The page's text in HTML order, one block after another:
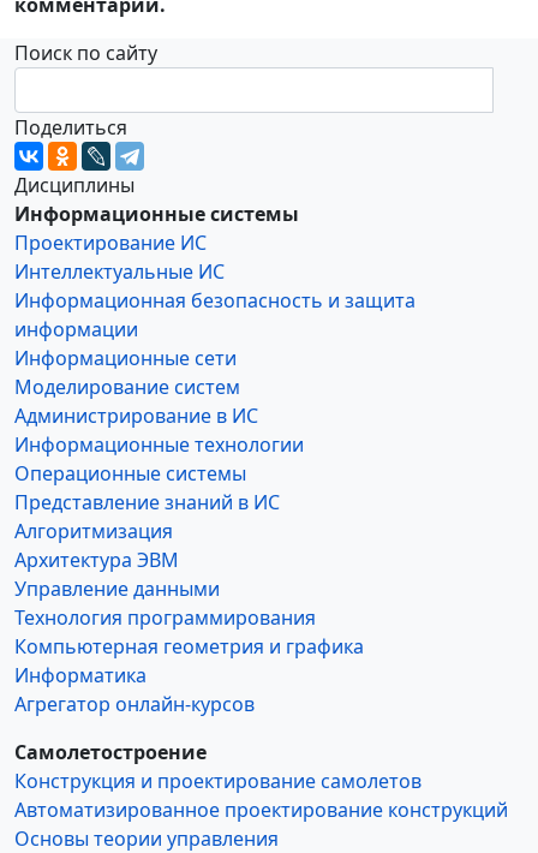
Поиск по сайту
Поделиться
Дисциплины
Информационные системы
Проектирование ИС
Интеллектуальные ИС
Информационная безопасность и защита
информации
Информационные сети
Моделирование систем
Администрирование в ИС
Информационные технологии
Операционные системы
Представление знаний в ИС
Алгоритмизация
Архитектура ЭВМ
Управление данными
Технология программирования
Компьютерная геометрия и графика
Информатика
Агрегатор онлайн-курсов
Самолетостроение
Конструкция и проектирование самолетов
Автоматизированное проектирование конструкций
Основы теории управления